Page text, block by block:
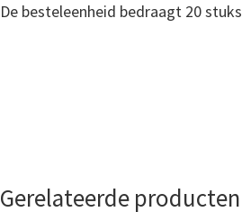
De besteleenheid bedraagt 20 stuks
Gerelateerde producten